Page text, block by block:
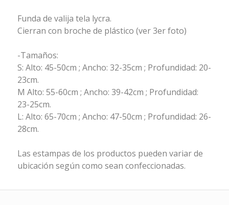
Funda de valija tela lycra.
Cierran con broche de plástico (ver 3er foto)
-Tamaños:
S: Alto: 45-50cm ; Ancho: 32-35cm ; Profundidad: 20-
23cm.
M Alto: 55-60cm ; Ancho: 39-42cm ; Profundidad:
23-25cm.
L: Alto: 65-70cm ; Ancho: 47-50cm ; Profundidad: 26-
28cm.
Las estampas de los productos pueden variar de
ubicación según como sean confeccionadas.